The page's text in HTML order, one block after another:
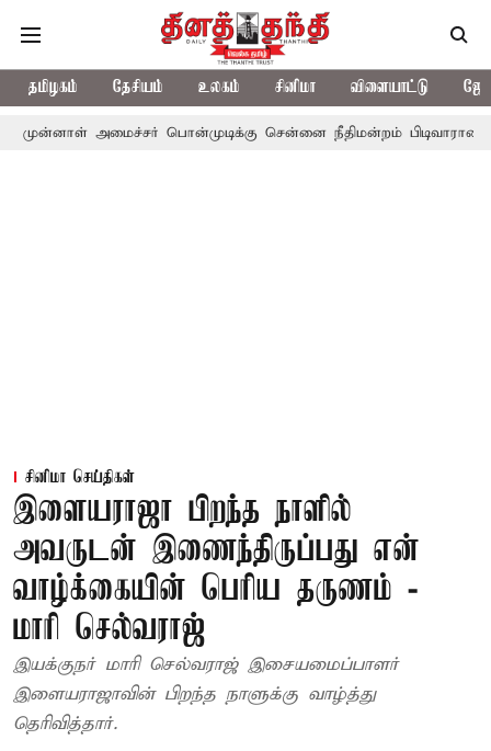
தமிழகம் தேசியம் உலகம் சினிமா விளையாட்டு
பொன்முடிக்கு சென்னை நீதிமன்றம் பிடிவாராண்ட்
சினிமா செய்திகள்
இளையராஜா பிறந்த நாளில்
அவருடன் இணைந்திருப்பது என்
வாழ்க்கையின் பெரிய தருணம் -
மாரி செல்வராஜ்
இயக்குநர் மாரி செல்வராஜ் இசையமைப்பாளர்
இளையராஜாவின் பிறந்த நாளுக்கு வாழ்த்து
தெரிவித்தார்.